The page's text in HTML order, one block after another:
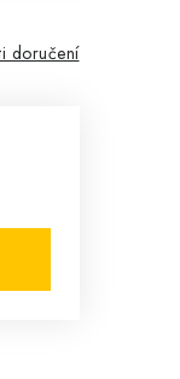
doručení